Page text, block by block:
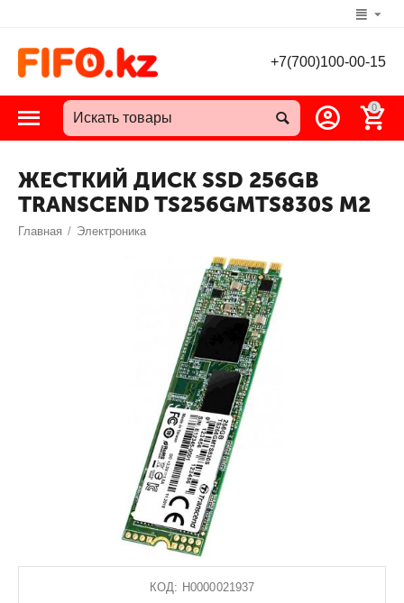
+7(700)100-00-15
0
ЖЕСТКИЙ ДИСК SSD 256GB
TRANSCEND TS256GMTS830S M2
Главная / Электроника
КОД: Н0000021937